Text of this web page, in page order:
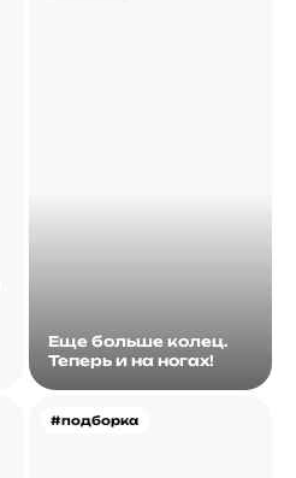
Еще больше колец.
Теперь и на ногах!
#подборка